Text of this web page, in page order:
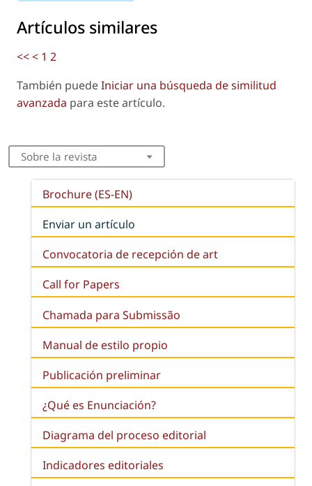
Artículos similares
<<< 1 2
También puedeIniciar una búsqueda de similitud
avanzada para este artículo.
Sobre la revista
Brochure (ES-EN)
Enviar un artículo
Convocatoria de recepción de art
Call for Papers
Chamada para Submissão
Manual de estilo propio
Publicación preliminar
¿Qué es Enunciación?
Diagrama del proceso editorial
Indicadores editoriales